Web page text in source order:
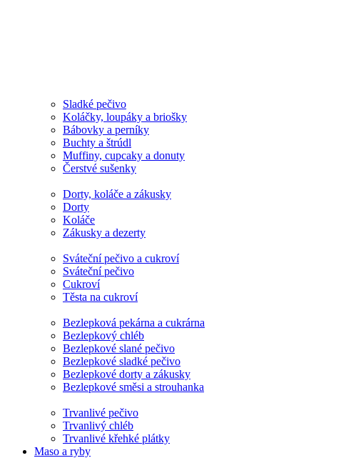
Sladké pečivo
Koláčky, loupáky a briošky
Bábovky a perníky
Buchty a štrúdl
Muffiny, cupcaky a donuty
Čerstvé sušenky
Dorty, koláče a zákusky
Dorty
Koláče
Zákusky a dezerty
Sváteční pečivo a cukroví
Sváteční pečivo
Cukroví
Těsta na cukroví
Bezlepková pekárna a cukrárna
Bezlepkový chléb
Bezlepkové slané pečivo
Bezlepkové sladké pečivo
Bezlepkové dorty a zákusky
Bezlepkové směsi a strouhanka
Trvanlivé pečivo
Trvanlivý chléb
Trvanlivé křehké plátky
Maso a ryby